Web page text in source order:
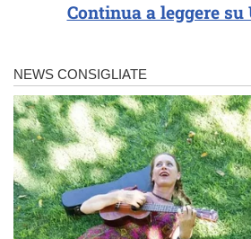
Continua a leggere su